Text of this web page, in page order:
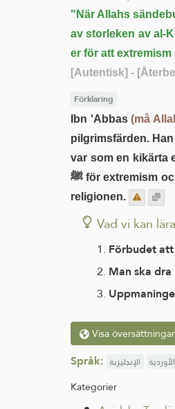
av storleken av al-
er för att
[Autentisk] -
Förklaring
Ibn 'Abbas(må
pilgrimsfärden.
ﷺ för extremism och överdrift i frågor som rör religionen, eftersom det som förgjorde de tidigare nationerna var att de gick till överdrift och extremism i
religionen.
Vad vi kan
Förbudet
Man ska
Visa översättningar
Språk: الإنجليزية الأوردية
Kategorier